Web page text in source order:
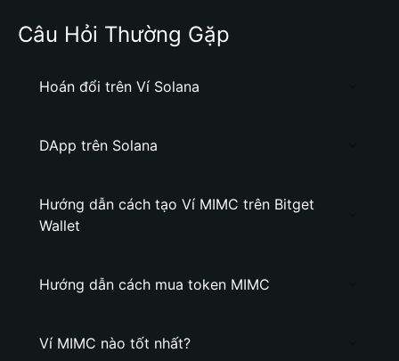
Câu Hỏi Thường Gặp
Hoán đổi trên Ví Solana
DApp trên Solana
Hướng dẫn cách tạo Ví MIMC trên Bitget
Wallet
Hướng dẫn cách mua token MIMC
Ví MIMC nào tốt nhất?